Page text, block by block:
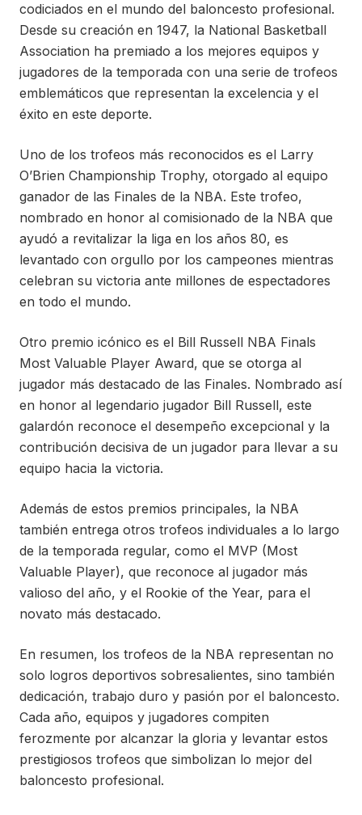
codiciados en el mundo del baloncesto profesional.
Desde su creación en 1947, la National Basketball
Association ha premiado a los mejores equipos y
jugadores de la temporada con una serie de trofeos
emblemáticos que representan la excelencia y el
éxito en este deporte.
Uno de los trofeos más reconocidos es el Larry
O’Brien Championship Trophy, otorgado al equipo
ganador de las Finales de la NBA. Este trofeo,
nombrado en honor al comisionado de la NBA que
ayudó a revitalizar la liga en los años 80, es
levantado con orgullo por los campeones mientras
celebran su victoria ante millones de espectadores
en todo el mundo.
Otro premio icónico es el Bill Russell NBA Finals
Most Valuable Player Award, que se otorga al
jugador más destacado de las Finales. Nombrado así
en honor al legendario jugador Bill Russell, este
galardón reconoce el desempeño excepcional y la
contribución decisiva de un jugador para llevar a su
equipo hacia la victoria.
Además de estos premios principales, la NBA
también entrega otros trofeos individuales a lo largo
de la temporada regular, como el MVP (Most
Valuable Player), que reconoce al jugador más
valioso del año, y el Rookie of the Year, para el
novato más destacado.
En resumen, los trofeos de la NBA representan no
solo logros deportivos sobresalientes, sino también
dedicación, trabajo duro y pasión por el baloncesto.
Cada año, equipos y jugadores compiten
ferozmente por alcanzar la gloria y levantar estos
prestigiosos trofeos que simbolizan lo mejor del
baloncesto profesional.